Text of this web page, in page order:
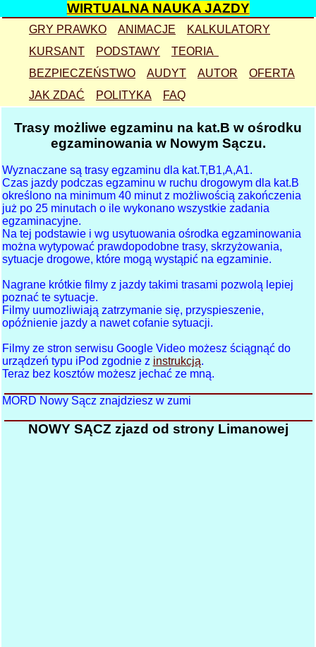
WIRTUALNA NAUKA JAZDY
GRY PRAWKO
TEST
EGZAMIN
Bielsko
warunkowy
łamane1
łamane2
gra USTĄP
gra STOP
ANIMACJE
PROSTO
W PRAWO
W LEWO
korytarz życia
zmiana pasa
zawracanie
wyprzedzanie
Bielsko
Tychy
Oświęcim
KALKULATORY
hamowanie
odstęp
wyprzedzanie
KURSANT
egzamin
plac
trasy
sytuacje
parkowanie
uprawnienia
szkolenie
PODSTAWY
przejście
wypadek
pierwszeństwo
zasady
zawracanie
hamowanie
wyprzedzanie
autostrada
TEORIA
ostrożność
znaki
eko-driving
warsztaty
BEZPIECZEŃSTWO
symulacja
odstęp
bezkolizyjnie
wyprzedzanie
korytarz
zamek
przepis?
AUDYT
sygnalizacja
kolizje
ronda
Niemcy
naczepa
zakręt
zatrzymanie
rondo
bezpieczne
AUTOR
Wadowice
spis stron
linki
OFERTA
JAK ZDAĆ
POLITYKA FAQ
Trasy możliwe egzaminu na kat.B w ośrodku
egzaminowania w Nowym Sączu.
Wyznaczane są trasy egzaminu dla kat.T,B1,A,A1.
Czas jazdy podczas egzaminu w ruchu drogowym dla kat.B
określono na minimum 40 minut z możliwością zakończenia
już po 25 minutach o ile wykonano wszystkie zadania
egzaminacyjne.
Na tej podstawie i wg usytuowania ośrodka egzaminowania
można wytypować prawdopodobne trasy, skrzyżowania,
sytuacje drogowe, które mogą wystąpić na egzaminie.
Nagrane krótkie filmy z jazdy takimi trasami pozwolą lepiej
poznać te sytuacje.
Filmy uumozliwiają zatrzymanie się, przyspieszenie,
opóźnienie jazdy a nawet cofanie sytuacji.
Filmy ze stron serwisu Google Video możesz ściągnąć do
urządzeń typu iPod zgodnie z instrukcją.
Teraz bez kosztów możesz jechać ze mną.
MORD Nowy Sącz znajdziesz w zumi
NOWY SĄCZ zjazd od strony Limanowej